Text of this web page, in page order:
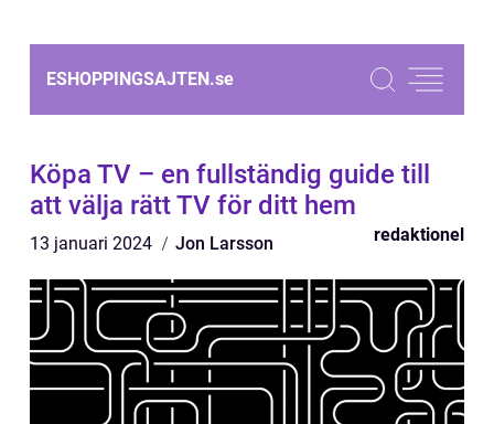
ESHOPPINGSAJTEN.se
Köpa TV – en fullständig guide till
att välja rätt TV för ditt hem
13 januari 2024 Jon Larsson redaktionel